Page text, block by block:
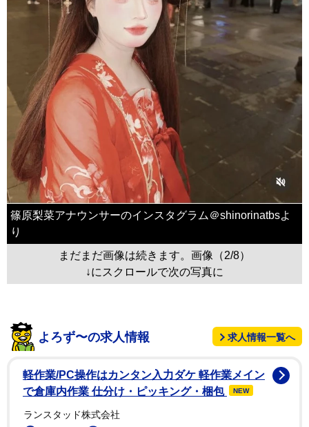
篠原梨菜アナウンサーのインスタグラム＠shinorinatbsよ
り
まだまだ画像は続きます。画像（2/8）
↓にスクロールで次の写真に
よろず〜の求人情報 求人情報一覧へ
軽作業/PC操作はカンタン入力ダケ 軽作業メイン
で倉庫内作業 仕分け・ピッキング・梱包
NEW
ランスタッド株式会社